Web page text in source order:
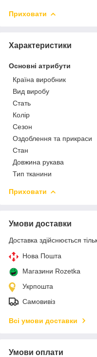
Приховати
Характеристики
Основні атрибути
Країна виробник
Вид виробу
Стать
Колір
Сезон
Оздоблення та прикраси
Стан
Довжина рукава
Тип тканини
Приховати
Умови доставки
Доставка здійснюється
Нова Пошта
Магазини Rozetka
Укрпошта
Самовивіз
Всі умови доставки
Умови оплати